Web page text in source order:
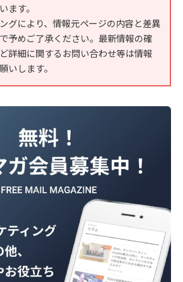
ます。
グにより、情報元ページの内容と差異
予めご了承ください。最新情報の確
詳細に関するお問い合わせ等は情報
いします。